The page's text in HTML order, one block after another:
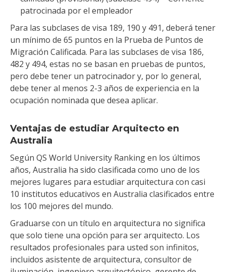
patrocinada por el empleador
Para las subclases de visa 189, 190 y 491, deberá tener
un mínimo de 65 puntos en la Prueba de Puntos de
Migración Calificada. Para las subclases de visa 186,
482 y 494, estas no se basan en pruebas de puntos,
pero debe tener un patrocinador y, por lo general,
debe tener al menos 2-3 años de experiencia en la
ocupación nominada que desea aplicar.
Ventajas de estudiar Arquitecto en
Australia
Según QS World University Ranking en los últimos
años, Australia ha sido clasificada como uno de los
mejores lugares para estudiar arquitectura con casi
10 institutos educativos en Australia clasificados entre
los 100 mejores del mundo.
Graduarse con un título en arquitectura no significa
que solo tiene una opción para ser arquitecto. Los
resultados profesionales para usted son infinitos,
incluidos asistente de arquitectura, consultor de